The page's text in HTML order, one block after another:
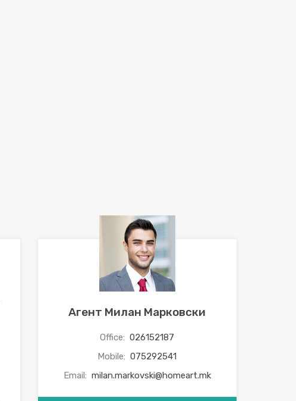
Агент Милан Марковски
Office: 026152187
Mobile: 075292541
Email: milan.markovski@homeart.mk